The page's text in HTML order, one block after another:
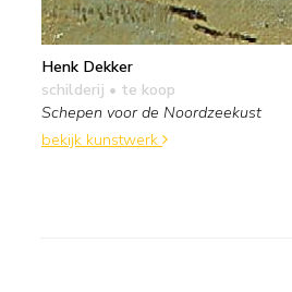
Henk Dekker
schilderij • te koop
Schepen voor de Noordzeekust
bekijk kunstwerk